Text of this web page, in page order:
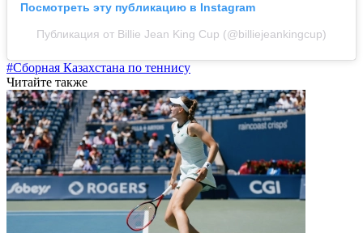
Посмотреть эту публикацию в Instagram
Публикация от Billie Jean King Cup (@billiejeankingcup)
#Сборная Казахстана по теннису
Читайте также